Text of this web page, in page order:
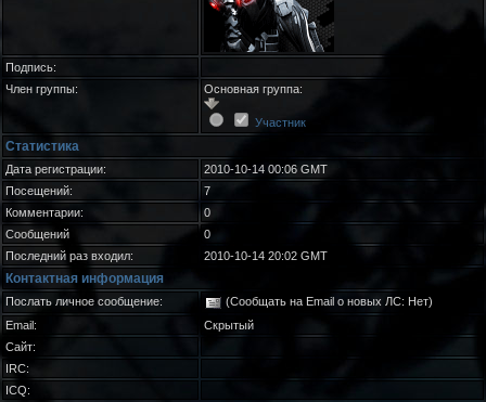
Подпись:
Член группы:
Основная группа:
Участник
Статистика
Дата регистрации:
2010-10-14 00:06 GMT
Посещений:
7
Комментарии:
0
Сообщений
0
Последний раз входил:
2010-10-14 20:02 GMT
Контактная информация
Послать личное сообщение:
(Сообщать на Email о новых ЛС: Нет)
Email:
Скрытый
Сайт:
IRC:
ICQ: